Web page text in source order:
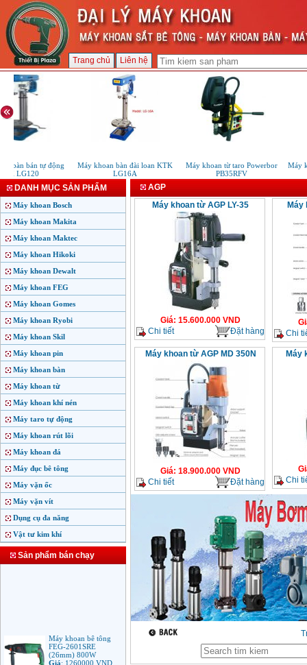
Trang chủ Liên hệ
bàn bán tự động
LG120
Máy khoan bàn đài loan KTK
LG16A
Máy khoan từ taro Powerbor
PB35RFV
Máy
DANH MỤC SẢN PHẨM
Máy khoan Bosch
Máy khoan Makita
Máy khoan Maktec
Máy khoan Hikoki
Máy khoan Dewalt
Máy khoan FEG
Máy khoan Gomes
Máy khoan Ryobi
Máy khoan Skil
Máy khoan pin
Máy khoan bàn
Máy khoan từ
Máy khoan khí nén
Máy taro tự động
Máy khoan rút lõi
Máy khoan đá
Máy đục bê tông
Máy vặn ốc
Máy vặn vít
Dụng cụ đa năng
Vật tư kim khí
Sản phẩm bán chạy
Máy khoan bê tông
FEG-2601SRE
(26mm) 800W
Giá:1260000VND
AGP
Máy khoan từ AGP LY-35
Giá: 15.600.000 VND
Chi tiết
Đặt hàng
Máy
Chi
Máy khoan từ AGP MD 350N
Giá: 18.900.000 VND
Chi tiết
Đặt hàng
Máy
Chi